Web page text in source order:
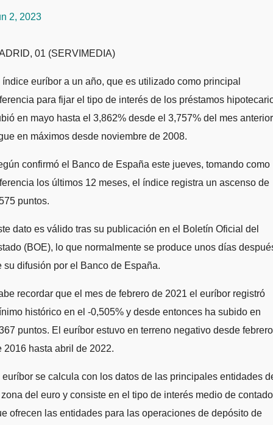
2, 2023
01 (SERVIMEDIA)
índice euríbor a un año, que es utilizado como principal
para fijar el tipo de interés de los préstamos
en mayo hasta el 3,862% desde el 3,757% del mes
en máximos desde noviembre de 2008.
confirmó el Banco de España este jueves, tomando como
los últimos 12 meses, el índice registra un ascenso de
puntos.
dato es válido tras su publicación en el Boletín Oficial del
(BOE), lo que normalmente se produce unos días
su difusión por el Banco de España.
recordar que el mes de febrero de 2021 el euríbor registró
histórico en el -0,505% y desde entonces ha subido en
puntos. El euríbor estuvo en terreno negativo desde febrero
2016 hasta abril de 2022.
euríbor se calcula con los datos de las principales entidades
del euro y consiste en el tipo de interés medio de contado
ofrecen las entidades para las operaciones de depósito de